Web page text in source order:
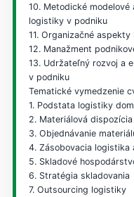
10. Metodické
logistiky v podniku
11. Organizačné
12. Manažment
13. Udržateľný rozvoj a
v podniku
Tematické vymedzenie
1. Podstata logistiky
2. Materiálová
3. Objednávanie
4. Zásobovacia logistika
5. Skladové
6. Stratégia skladovania
7. Outsourcing logistiky